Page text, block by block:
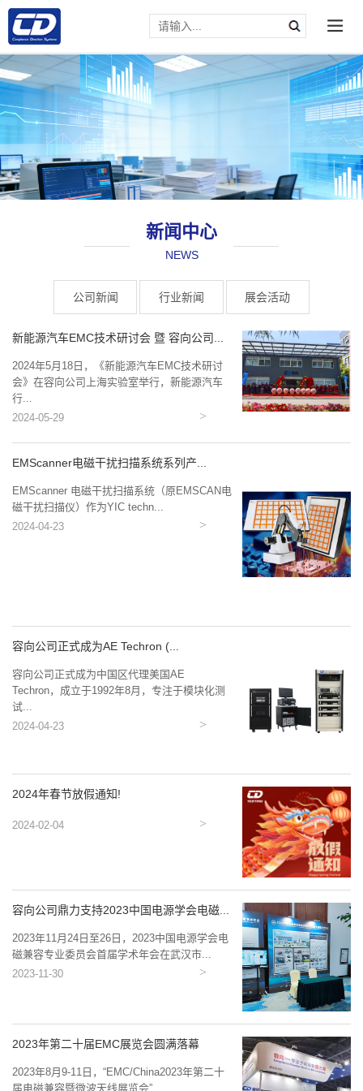
新闻中心
请输入文本内容
NEWS
公司新闻 行业新闻 展会活动
新能源汽车EMC技术研讨会 暨 容向公司...
2024年5月18日，《新能源汽车EMC技术研讨
会》在容向公司上海实验室举行，新能源汽车
行...
2024-05-29
EMScanner电磁干扰扫描系统系列产...
EMScanner 电磁干扰扫描系统（原EMSCAN电
磁干扰扫描仪）作为YIC techn...
2024-04-23
容向公司正式成为AE Techron (...
容向公司正式成为中国区代理美国AE
Techron，成立于1992年8月，专注于模块化测
试...
2024-04-23
2024年春节放假通知!
2024-02-04
容向公司鼎力支持2023中国电源学会电磁...
2023年11月24日至26日，2023中国电源学会电
磁兼容专业委员会首届学术年会在武汉市...
2023-11-30
2023年第二十届EMC展览会圆满落幕
2023年8月9-11日，“EMC/China2023年第二十
届电磁兼容暨微波天线展览会”...